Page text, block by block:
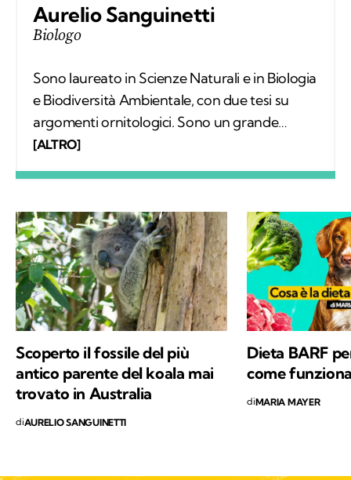
Aurelio Sanguinetti
Biologo
Sono laureato in Scienze Naturali e in Biologia
e Biodiversità Ambientale, con due tesi su
argomenti ornitologici. Sono un grande
appassionato di escursionismo e di scienze e
scrittura è la mia più grande passione.
[ALTRO]
Scoperto il fossile del più
antico parente del koala mai
trovato in Australia
diAURELIO SANGUINETTI
Dieta BARF
come
diMARIA MAYER